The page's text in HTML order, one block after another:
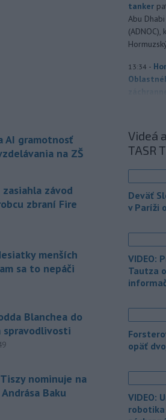
AI gramotnosť
na ZŠ
závod
zbraní Fire
menších
sa to nepáči
Blanchea do
nominuje na
Baku
tanker
Abu
13:34 -
ročnej
Zranila si
12:36 -
na
utrpel
trnavskej
V
sobotu
stupňa
11:13 -
malých
fungovali
10:58 -
Videá
TASR
Deväť
v Paríži
VIDEO:
Tautza
opäť
VIDEO: